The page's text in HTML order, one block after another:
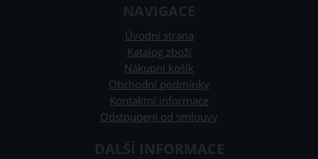
NAVIGACE
Úvodní strana
Katalog zboží
Nákupní košík
Obchodní podmínky
Kontaktní informace
Odstoupení od smlouvy
DALŠÍ INFORMACE